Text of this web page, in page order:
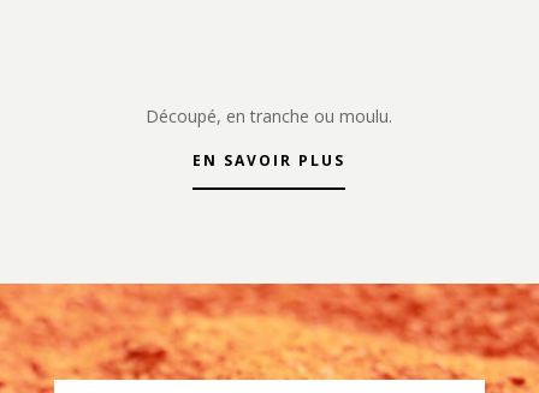
Découpé, en tranche ou moulu.
EN SAVOIR PLUS